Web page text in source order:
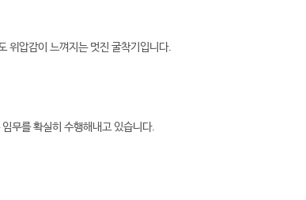
위압감이 느껴지는 멋진 굴착기입니다.
무를 확실히 수행해내고 있습니다.